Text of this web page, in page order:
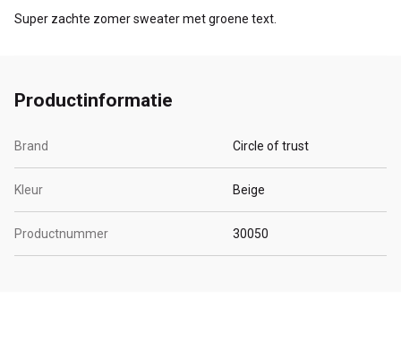
Super zachte zomer sweater met groene text.
Productinformatie
Brand Circle of trust
Kleur Beige
Productnummer 30050